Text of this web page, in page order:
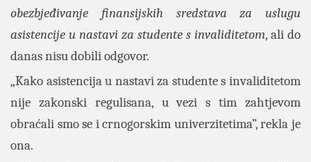
obezbjeđivanje finansijskih sredstava za uslugu
asistencije u nastavi za studente s invaliditetom, ali do
danas nisu dobili odgovor.
„Kako asistencija u nastavi za studente s invaliditetom
nije zakonski regulisana, u vezi s tim zahtjevom
obraćali smo se i crnogorskim univerzitetima”, rekla je
ona.